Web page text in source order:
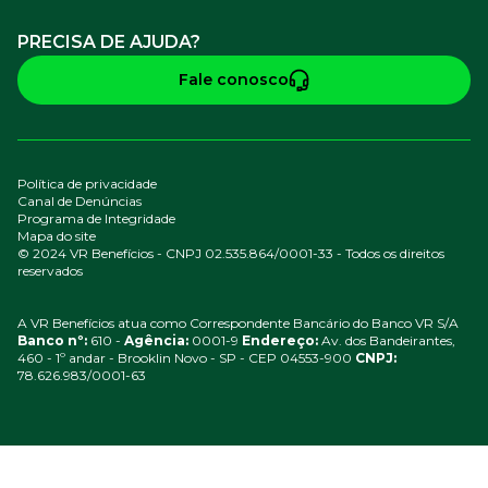
PRECISA DE AJUDA?
Fale conosco
© 2024 VR Benefícios - CNPJ 02.535.864/0001-33 - Todos os direitos
reservados
Política de privacidade
Canal de Denúncias
Programa de Integridade
Mapa do site
A VR Benefícios atua como Correspondente Bancário do Banco VR S/A
Banco nº: 610 - Agência: 0001-9 Endereço: Av. dos Bandeirantes,
460 - 1º andar - Brooklin Novo - SP - CEP 04553-900 CNPJ:
78.626.983/0001-63